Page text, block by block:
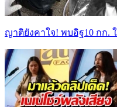
ญาติยังคาใจ! พบอิฐ10 กก.